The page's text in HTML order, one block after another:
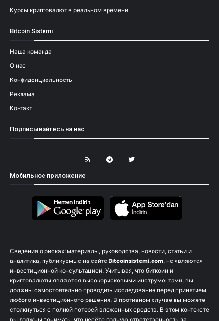
Курсы криптовалют в реальном времени
Bitcoin Sistemi
Наша команда
О нас
Конфиденциальность
Реклама
Контакт
Подписывайтесь на нас
Мобильное приложение
Сведения о рисках: материалы, руководства, новости, статьи и
аналитика, публикуемые на сайте Bitcoinsistemi.com, не являются
инвестиционной консультацией. Учитывая, что биткоин и
криптовалюты являются высокорисковыми инструментами, вы
должны самостоятельно проводить исследование перед принятием
любого инвестиционного решения. В противном случае вы можете
столкнуться с полной потерей вложенных средств. В этом контексте
вы должны понимать, что несёте полную ответственность за